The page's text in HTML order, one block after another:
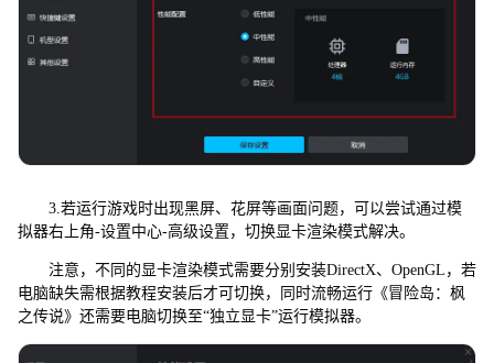
3.若运行游戏时出现黑屏、花屏等画面问题，可以尝试通过模
拟器右上角-设置中心-高级设置，切换显卡渲染模式解决。
注意，不同的显卡渲染模式需要分别安装DirectX、OpenGL，若
电脑缺失需根据教程安装后才可切换，同时流畅运行《冒险岛：枫
之传说》还需要电脑切换至“独立显卡”运行模拟器。